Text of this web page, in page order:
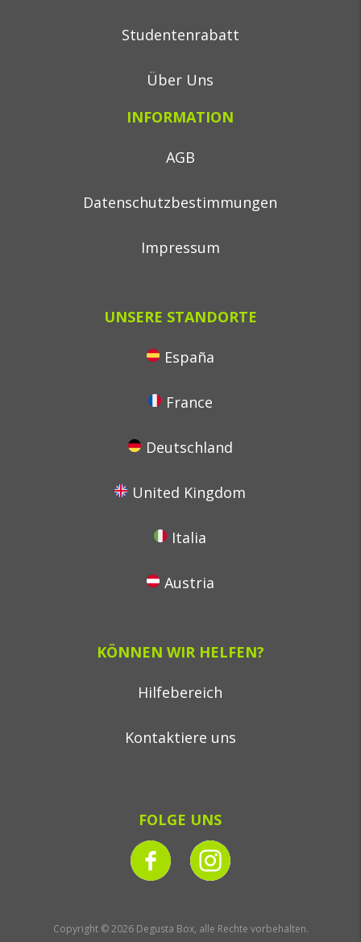
Studentenrabatt
Über Uns
INFORMATION
AGB
Datenschutzbestimmungen
Impressum
UNSERE STANDORTE
España
France
Deutschland
United Kingdom
Italia
Austria
KÖNNEN WIR HELFEN?
Hilfebereich
Kontaktiere uns
FOLGE UNS
Copyright © 2026 Degusta Box, alle Rechte vorbehalten.